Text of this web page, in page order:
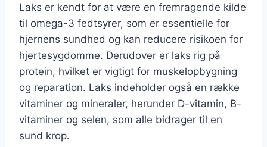
Laks er kendt for at være en fremragende kilde
til omega-3 fedtsyrer, som er essentielle for
hjernens sundhed og kan reducere risikoen for
hjertesygdomme. Derudover er laks rig på
protein, hvilket er vigtigt for muskelopbygning
og reparation. Laks indeholder også en række
vitaminer og mineraler, herunder D-vitamin, B-
vitaminer og selen, som alle bidrager til en
sund krop.